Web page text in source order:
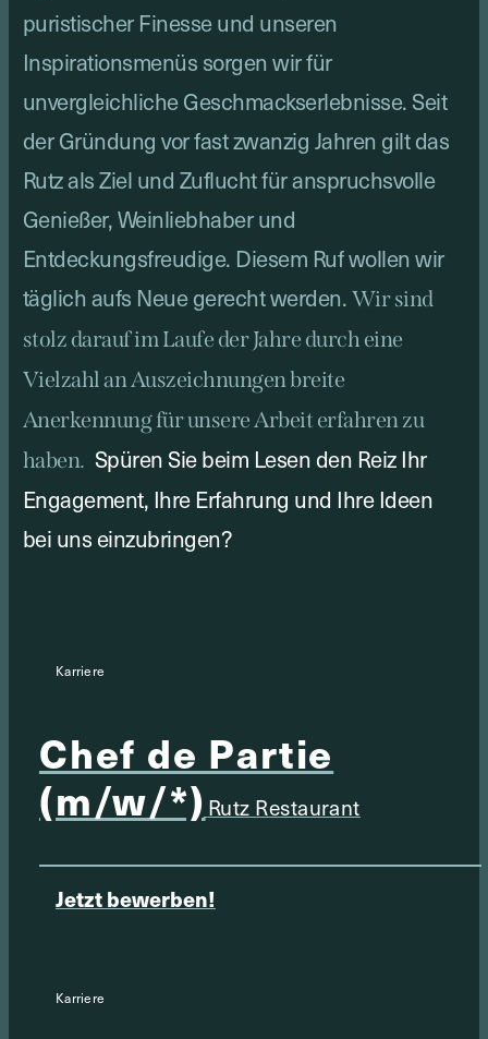
puristischer Finesse und unseren
Inspirationsmenüs sorgen wir für
unvergleichliche Geschmackserlebnisse. Seit
der Gründung vor fast zwanzig Jahren gilt das
Rutz als Ziel und Zuflucht für anspruchsvolle
Genießer, Weinliebhaber und
Entdeckungsfreudige. Diesem Ruf wollen wir
täglich aufs Neue gerecht werden. Wir sind
stolz darauf im Laufe der Jahre durch eine
Vielzahl an Auszeichnungen breite
Anerkennung für unsere Arbeit erfahren zu
haben. Spüren Sie beim Lesen den Reiz Ihr
Engagement, Ihre Erfahrung und Ihre Ideen
bei uns einzubringen?
Karriere
Chef de Partie
(m/w/*) Rutz Restaurant
Jetzt bewerben!
Karriere